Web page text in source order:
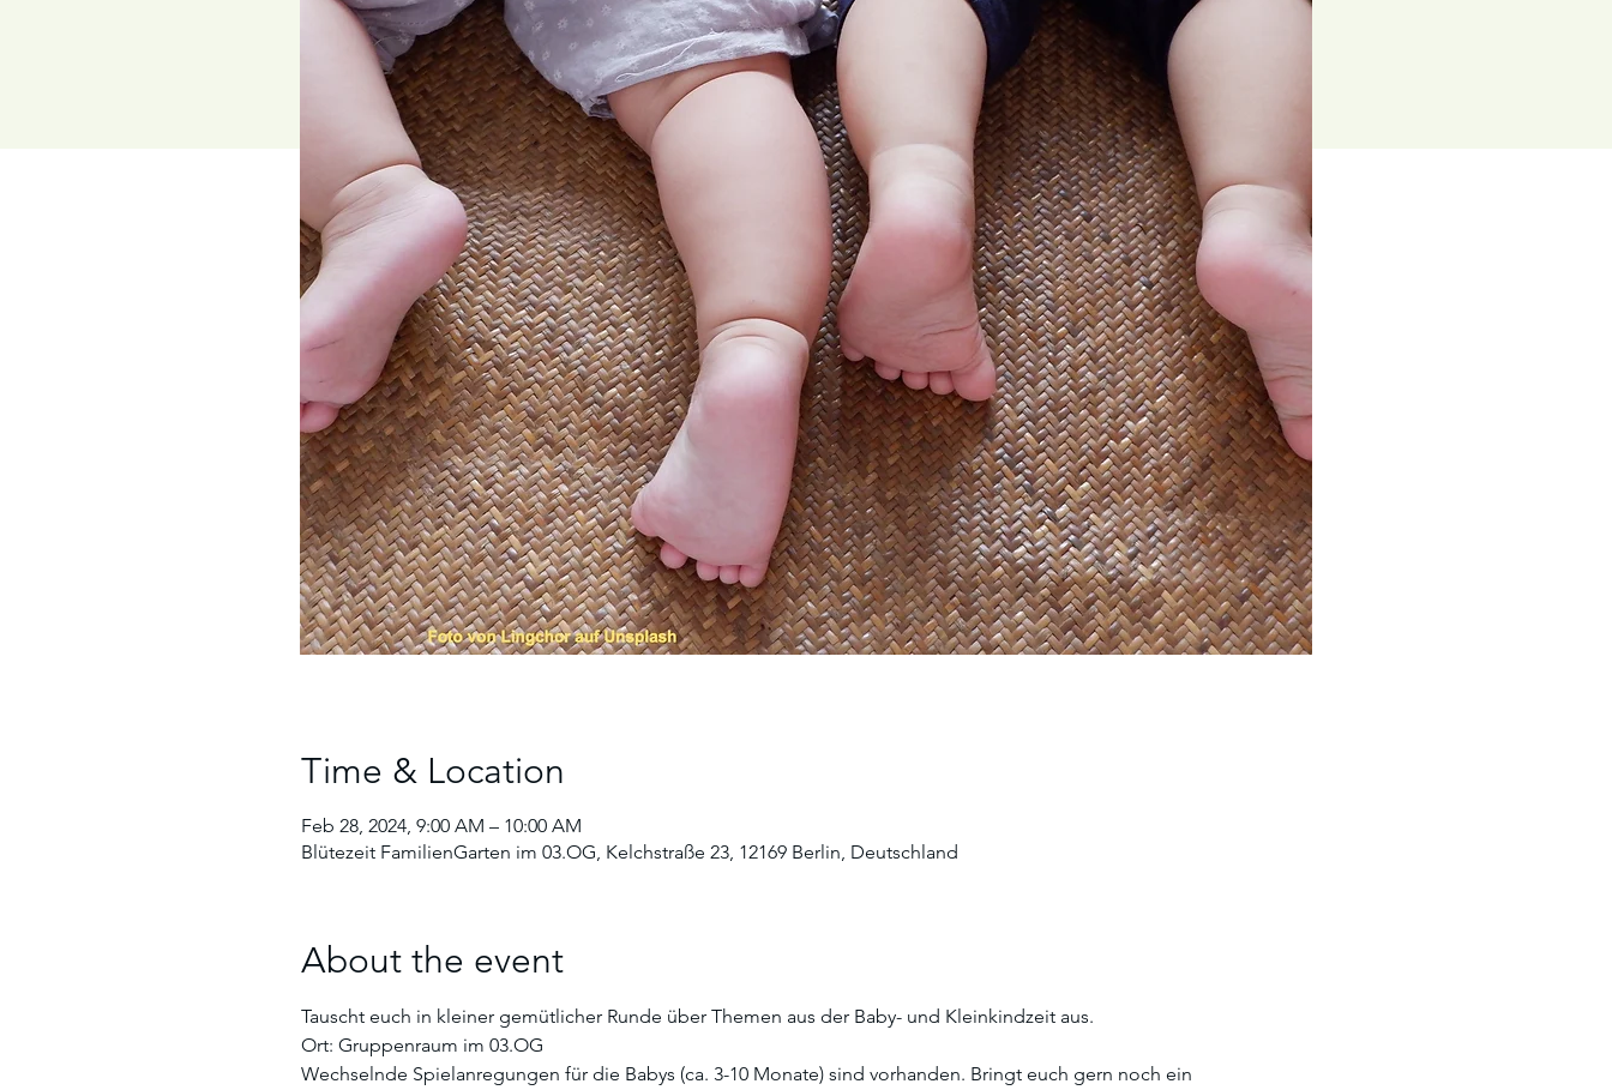
Time & Location
Feb 28, 2024, 9:00 AM – 10:00 AM
Blütezeit FamilienGarten im 03.OG, Kelchstraße 23, 12169 Berlin, Deutschland
About the event
Tauscht euch in kleiner gemütlicher Runde über Themen aus der Baby- und Kleinkindzeit aus.
Ort: Gruppenraum im 03.OG
Wechselnde Spielanregungen für die Babys (ca. 3-10 Monate) sind vorhanden. Bringt euch gern noch ein